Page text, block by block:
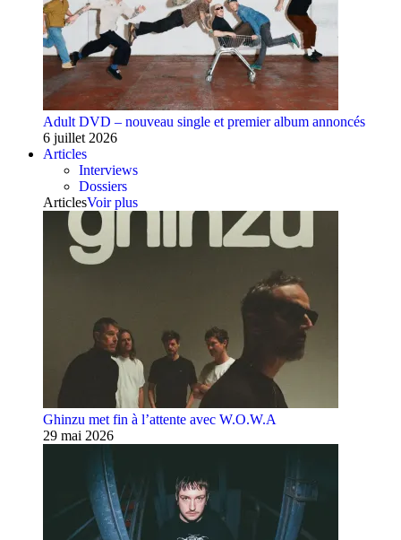
Adult DVD – nouveau single et premier album annoncés
6 juillet 2026
Articles
Interviews
Dossiers
ArticlesVoir plus
Ghinzu met fin à l’attente avec W.O.W.A
29 mai 2026